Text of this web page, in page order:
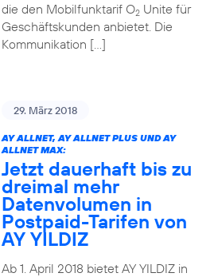
die den Mobilfunktarif O2Unite für
Geschäftskunden anbietet. Die
Kommunikation […]
29. März 2018
AY ALLNET, AY ALLNET PLUS UND AY
ALLNET MAX:
Jetzt dauerhaft bis zu
dreimal mehr
Datenvolumen in
Postpaid-Tarifen von
AY YILDIZ
Ab 1. April 2018 bietet AY YILDIZ in